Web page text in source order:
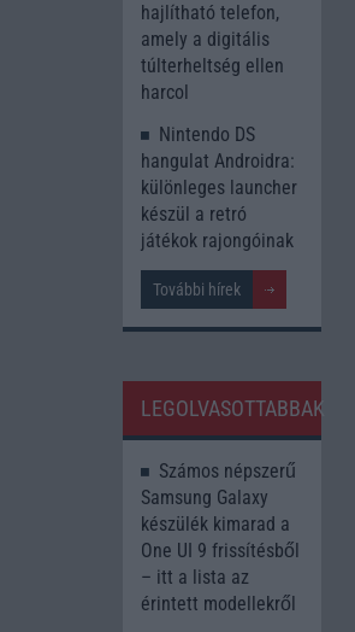
hajlítható telefon,
amely a digitális
túlterheltség ellen
harcol
Nintendo DS
hangulat Androidra:
különleges launcher
készül a retró
játékok rajongóinak
További hírek
LEGOLVASOTTABBAK
Számos népszerű
Samsung Galaxy
készülék kimarad a
One UI 9 frissítésből
– itt a lista az
érintett modellekről